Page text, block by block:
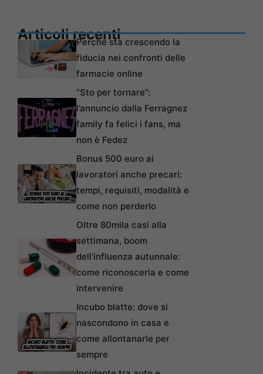
Articoli recentiPerché sta crescendo la
fiducia nei confronti delle
farmacie online
“Sto per tornare”:
l’annuncio dalla Ferragnez
family fa felici i fans, ma
non è Fedez
Bonus 500 euro ai
lavoratori anche precari:
tempi, requisiti, modalità e
come non perderlo
Oltre 80mila casi alla
settimana, boom
dell’influenza autunnale:
come riconoscerla e come
intervenire
Incubo blatte: dove si
nascondono in casa e
come allontanarle per
sempre